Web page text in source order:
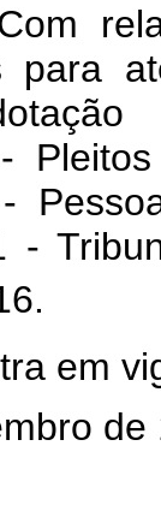
para
-
em